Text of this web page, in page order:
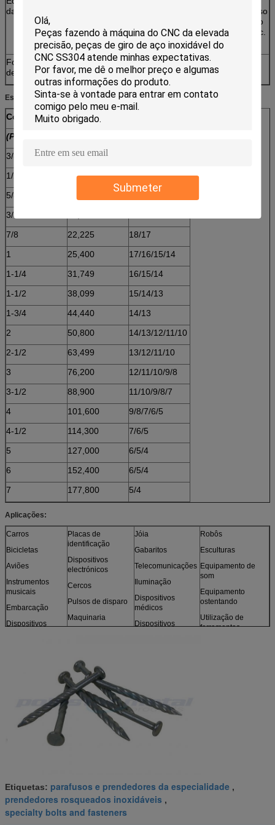
Submeter
da inspeção
compasso de calibre, rosqueiam o micro compasso
de calibre, o calibre de Pin, o calibre de compasso
de calibre, o medidor da passagem, o medidor etc.
da passagem.
Formato do
desenho
Pdf, dwg, etc.
Especificações:
Comprimento
(Polegadas)
3/8
9,525
1/2
12,700
20/19/18
5/8
3/4
7/8
22,225
18/17
1
25,400
17/16/15/14
1-1/4
31,749
16/15/14
1-1/2
38,099
15/14/13
1-3/4
44,440
14/13
2
50,800
14/13/12/11/10
2-1/2
63,499
13/12/11/10
3
76,200
12/11/10/9/8
3-1/2
88,900
11/10/9/8/7
4
101,600
9/8/7/6/5
4-1/2
114,300
7/6/5
5
127,000
6/5/4
6
152,400
6/5/4
7
177,800 5/4
Aplicações:
Carros
Bicicletas
Aviões
Instrumentos
musicais
Embarcação
Dispositivos
Placas de
identificação
Dispositivos
electrónicos
Cercos
Pulsos de disparo
Maquinaria
Jóia
Gabaritos
Telecomunicações
Iluminação
Dispositivos
médicos
Dispositivos
Robôs
Esculturas
Equipamento de
som
Equipamento
ostentando
Utilização de
ferramentas
Etiquetas: parafusos e prendedores da especialidade ,
prendedores rosqueados inoxidáveis ,
specialty bolts and fasteners